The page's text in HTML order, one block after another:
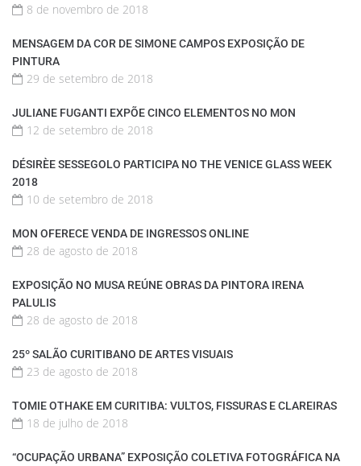
8 de novembro de 2018
MENSAGEM DA COR DE SIMONE CAMPOS EXPOSIÇÃO DE
PINTURA
29 de setembro de 2018
JULIANE FUGANTI EXPÕE CINCO ELEMENTOS NO MON
12 de setembro de 2018
DÉSIRÈE SESSEGOLO PARTICIPA NO THE VENICE GLASS WEEK
2018
10 de setembro de 2018
MON OFERECE VENDA DE INGRESSOS ONLINE
28 de agosto de 2018
EXPOSIÇÃO NO MUSA REÚNE OBRAS DA PINTORA IRENA
PALULIS
28 de agosto de 2018
25º SALÃO CURITIBANO DE ARTES VISUAIS
23 de agosto de 2018
TOMIE OTHAKE EM CURITIBA: VULTOS, FISSURAS E CLAREIRAS
18 de julho de 2018
“OCUPAÇÃO URBANA” EXPOSIÇÃO COLETIVA FOTOGRÁFICA NA